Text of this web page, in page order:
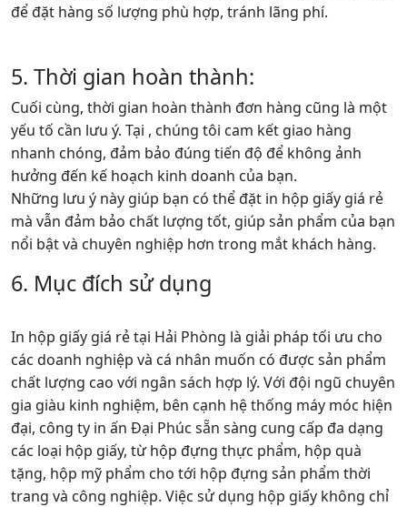
để đặt hàng số lượng phù hợp, tránh lãng phí.
5. Thời gian hoàn thành:
Cuối cùng, thời gian hoàn thành đơn hàng cũng là một
yếu tố cần lưu ý. Tại , chúng tôi cam kết giao hàng
nhanh chóng, đảm bảo đúng tiến độ để không ảnh
hưởng đến kế hoạch kinh doanh của bạn.
Những lưu ý này giúp bạn có thể đặt in hộp giấy giá rẻ
mà vẫn đảm bảo chất lượng tốt, giúp sản phẩm của bạn
nổi bật và chuyên nghiệp hơn trong mắt khách hàng.
6. Mục đích sử dụng
In hộp giấy giá rẻ tại Hải Phòng là giải pháp tối ưu cho
các doanh nghiệp và cá nhân muốn có được sản phẩm
chất lượng cao với ngân sách hợp lý. Với đội ngũ chuyên
gia giàu kinh nghiệm, bên cạnh hệ thống máy móc hiện
đại, công ty in ấn Đại Phúc sẵn sàng cung cấp đa dạng
các loại hộp giấy, từ hộp đựng thực phẩm, hộp quà
tặng, hộp mỹ phẩm cho tới hộp đựng sản phẩm thời
trang và công nghiệp. Việc sử dụng hộp giấy không chỉ